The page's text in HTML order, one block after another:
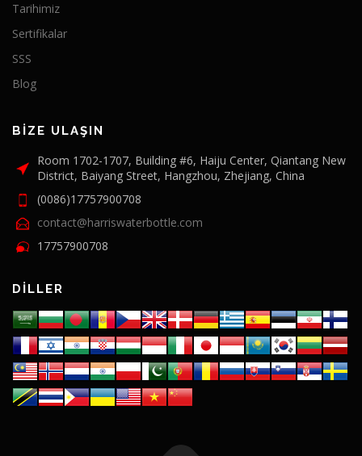
Tarihimiz
Sertifikalar
SSS
Blog
BIZE ULAŞIN
Room 1702-1707, Building #6, Haiju Center, Qiantang New
District, Baiyang Street, Hangzhou, Zhejiang, China
(0086)17757900708
contact@harriswaterbottle.com
17757900708
DILLER